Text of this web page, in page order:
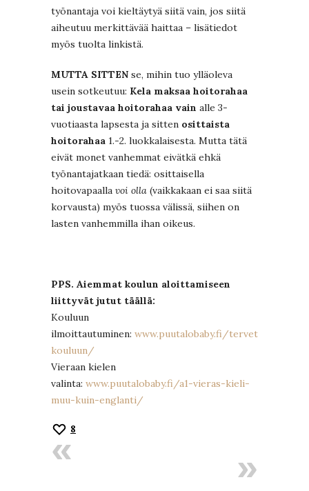
työnantaja voi kieltäytyä siitä vain, jos siitä
aiheutuu merkittävää haittaa – lisätiedot
myös tuolta linkistä.
MUTTA SITTEN se, mihin tuo ylläoleva
usein sotkeutuu: Kela maksaa hoitorahaa
tai joustavaa hoitorahaa vain alle 3-
vuotiaasta lapsesta ja sitten osittaista
hoitorahaa 1.-2. luokkalaisesta. Mutta tätä
eivät monet vanhemmat eivätkä ehkä
työnantajatkaan tiedä: osittaisella
hoitovapaalla voi olla (vaikkakaan ei saa siitä
korvausta) myös tuossa välissä, siihen on
lasten vanhemmilla ihan oikeus.
PPS. Aiemmat koulun aloittamiseen
liittyvät jutut täällä:
Kouluun
ilmoittautuminen: www.puutalobaby.fi/tervetuloa-
kouluun/
Vieraan kielen
valinta: www.puutalobaby.fi/a1-vieras-kieli-
muu-kuin-englanti/
8